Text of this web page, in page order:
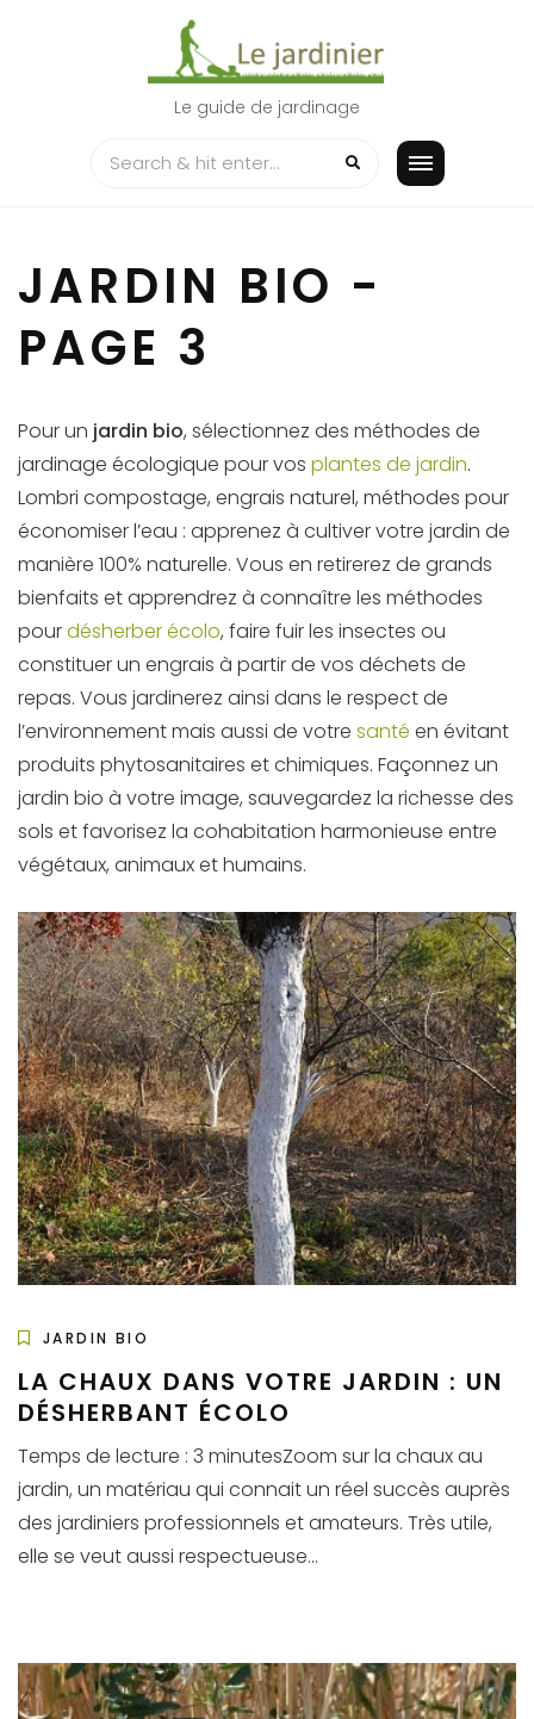
Le guide de jardinage
JARDIN BIO -
PAGE 3
Pour un jardin bio, sélectionnez des méthodes de
jardinage écologique pour vos plantes de jardin.
Lombri compostage, engrais naturel, méthodes pour
économiser l’eau : apprenez à cultiver votre jardin de
manière 100% naturelle. Vous en retirerez de grands
bienfaits et apprendrez à connaître les méthodes
pourdésherber écolo, faire fuir les insectes ou
constituer un engrais à partir de vos déchets de
repas. Vous jardinerez ainsi dans le respect de
l’environnement mais aussi de votre santé en évitant
produits phytosanitaires et chimiques. Façonnez un
jardin bio à votre image, sauvegardez la richesse des
sols et favorisez la cohabitation harmonieuse entre
végétaux, animaux et humains.
JARDIN BIO
LA CHAUX DANS VOTRE JARDIN : UN
DÉSHERBANT ÉCOLO
Temps de lecture : 3 minutesZoom sur la chaux au
jardin, un matériau qui connait un réel succès auprès
des jardiniers professionnels et amateurs. Très utile,
elle se veut aussi respectueuse...